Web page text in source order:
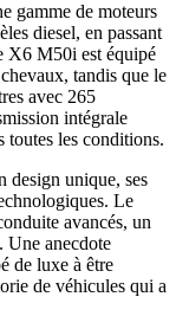
gamme de moteurs
diesel, en passant
X6 M50i est équipé
tandis que le
avec 265
intégrale
toutes les conditions.
design unique, ses
Le
avancés, un
Une anecdote
de luxe à être
de véhicules qui a